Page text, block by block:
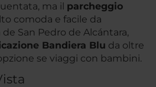
ma il parcheggio
comoda e facile da
San Pedro de Alcántara,
Bandiera Blu da oltre
se viaggi con bambini.